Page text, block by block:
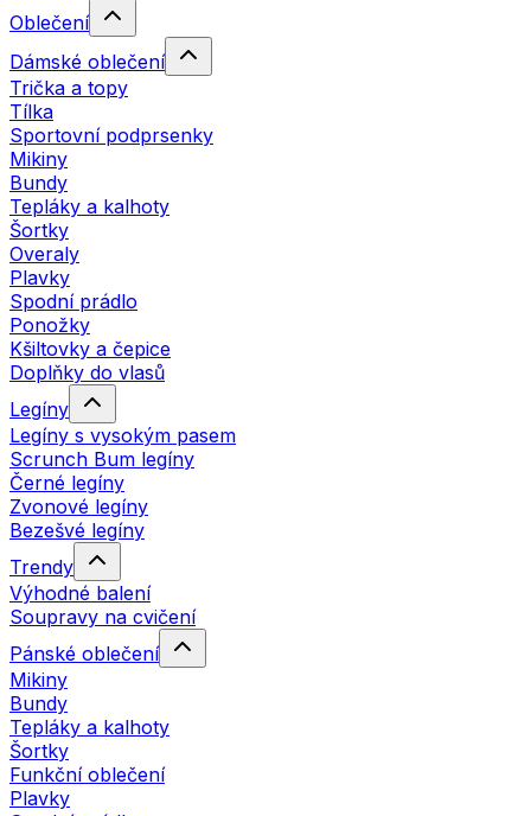
Oblečení
Dámské oblečení
Trička a topy
Tílka
Sportovní podprsenky
Mikiny
Bundy
Tepláky a kalhoty
Šortky
Overaly
Plavky
Spodní prádlo
Ponožky
Kšiltovky a čepice
Doplňky do vlasů
Legíny
Legíny s vysokým pasem
Scrunch Bum legíny
Černé legíny
Zvonové legíny
Bezešvé legíny
Trendy
Výhodné balení
Soupravy na cvičení
Pánské oblečení
Mikiny
Bundy
Tepláky a kalhoty
Šortky
Funkční oblečení
Plavky